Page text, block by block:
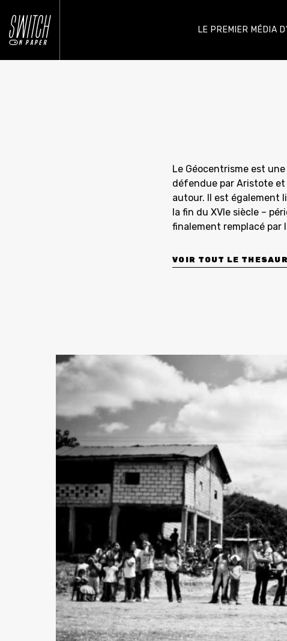
LE PREMIER MÉDIA
Le Géocentrisme est
défendue par Aristote et
autour. Il est également
la fin du XVIe siècle –
finalement remplacé par
VOIR TOUT LE